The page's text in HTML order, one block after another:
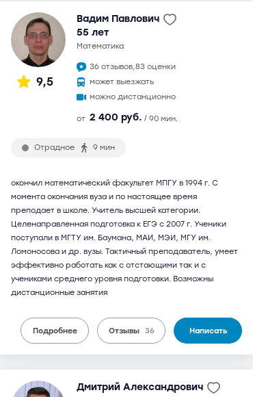
9,5
Вадим Павлович
55 лет
математика
36 отзывов,83 оценки
может выезжать
можно дистанционно
от 2 400 руб. / 90 мин.
Отрадное 9 мин
окончил математический факультет МПГУ в 1994 г. С
момента окончания вуза и по настоящее время
преподает в школе. Учитель высшей категории.
Целенаправленная подготовка к ЕГЭ с 2007 г. Ученики
поступали в МГТУ им. Баумана, МАИ, МЭИ, МГУ им.
Ломоносова и др. вузы. Тактичный преподаватель, умеет
эффективно работать как с отстающими так и с
учениками среднего уровня подготовки. Возможны
дистанционные занятия
Подробнее Отзывы 36 Написать
Дмитрий Александрович